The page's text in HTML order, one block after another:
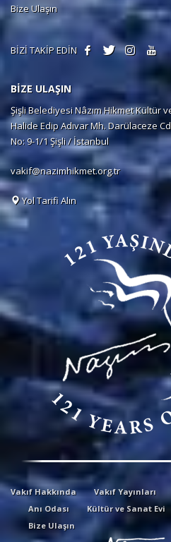
Bize Ulaşın
BİZİ TAKİP EDİN
BİZE ULAŞIN
Şişli Belediyesi Nâzım Hikmet Kültür
Halide Edip Adıvar Mh. Darülaceze
No: 9-1/1 Şişli / İstanbul
vakif@nazimhikmet.org.tr
Yol Tarifi Alın
Vakıf Hakkında Vakıf Yayınları
Anı Odası
Kültür ve Sanat Evi
Bize Ulaşın